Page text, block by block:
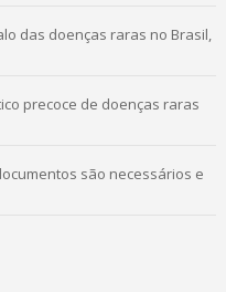
das doenças raras no Brasil,
precoce de doenças raras
são necessários e